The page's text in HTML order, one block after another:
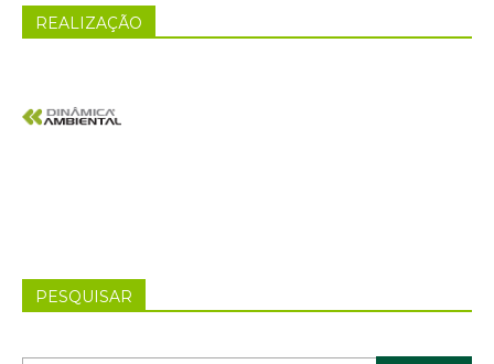
REALIZAÇÃO
PESQUISAR